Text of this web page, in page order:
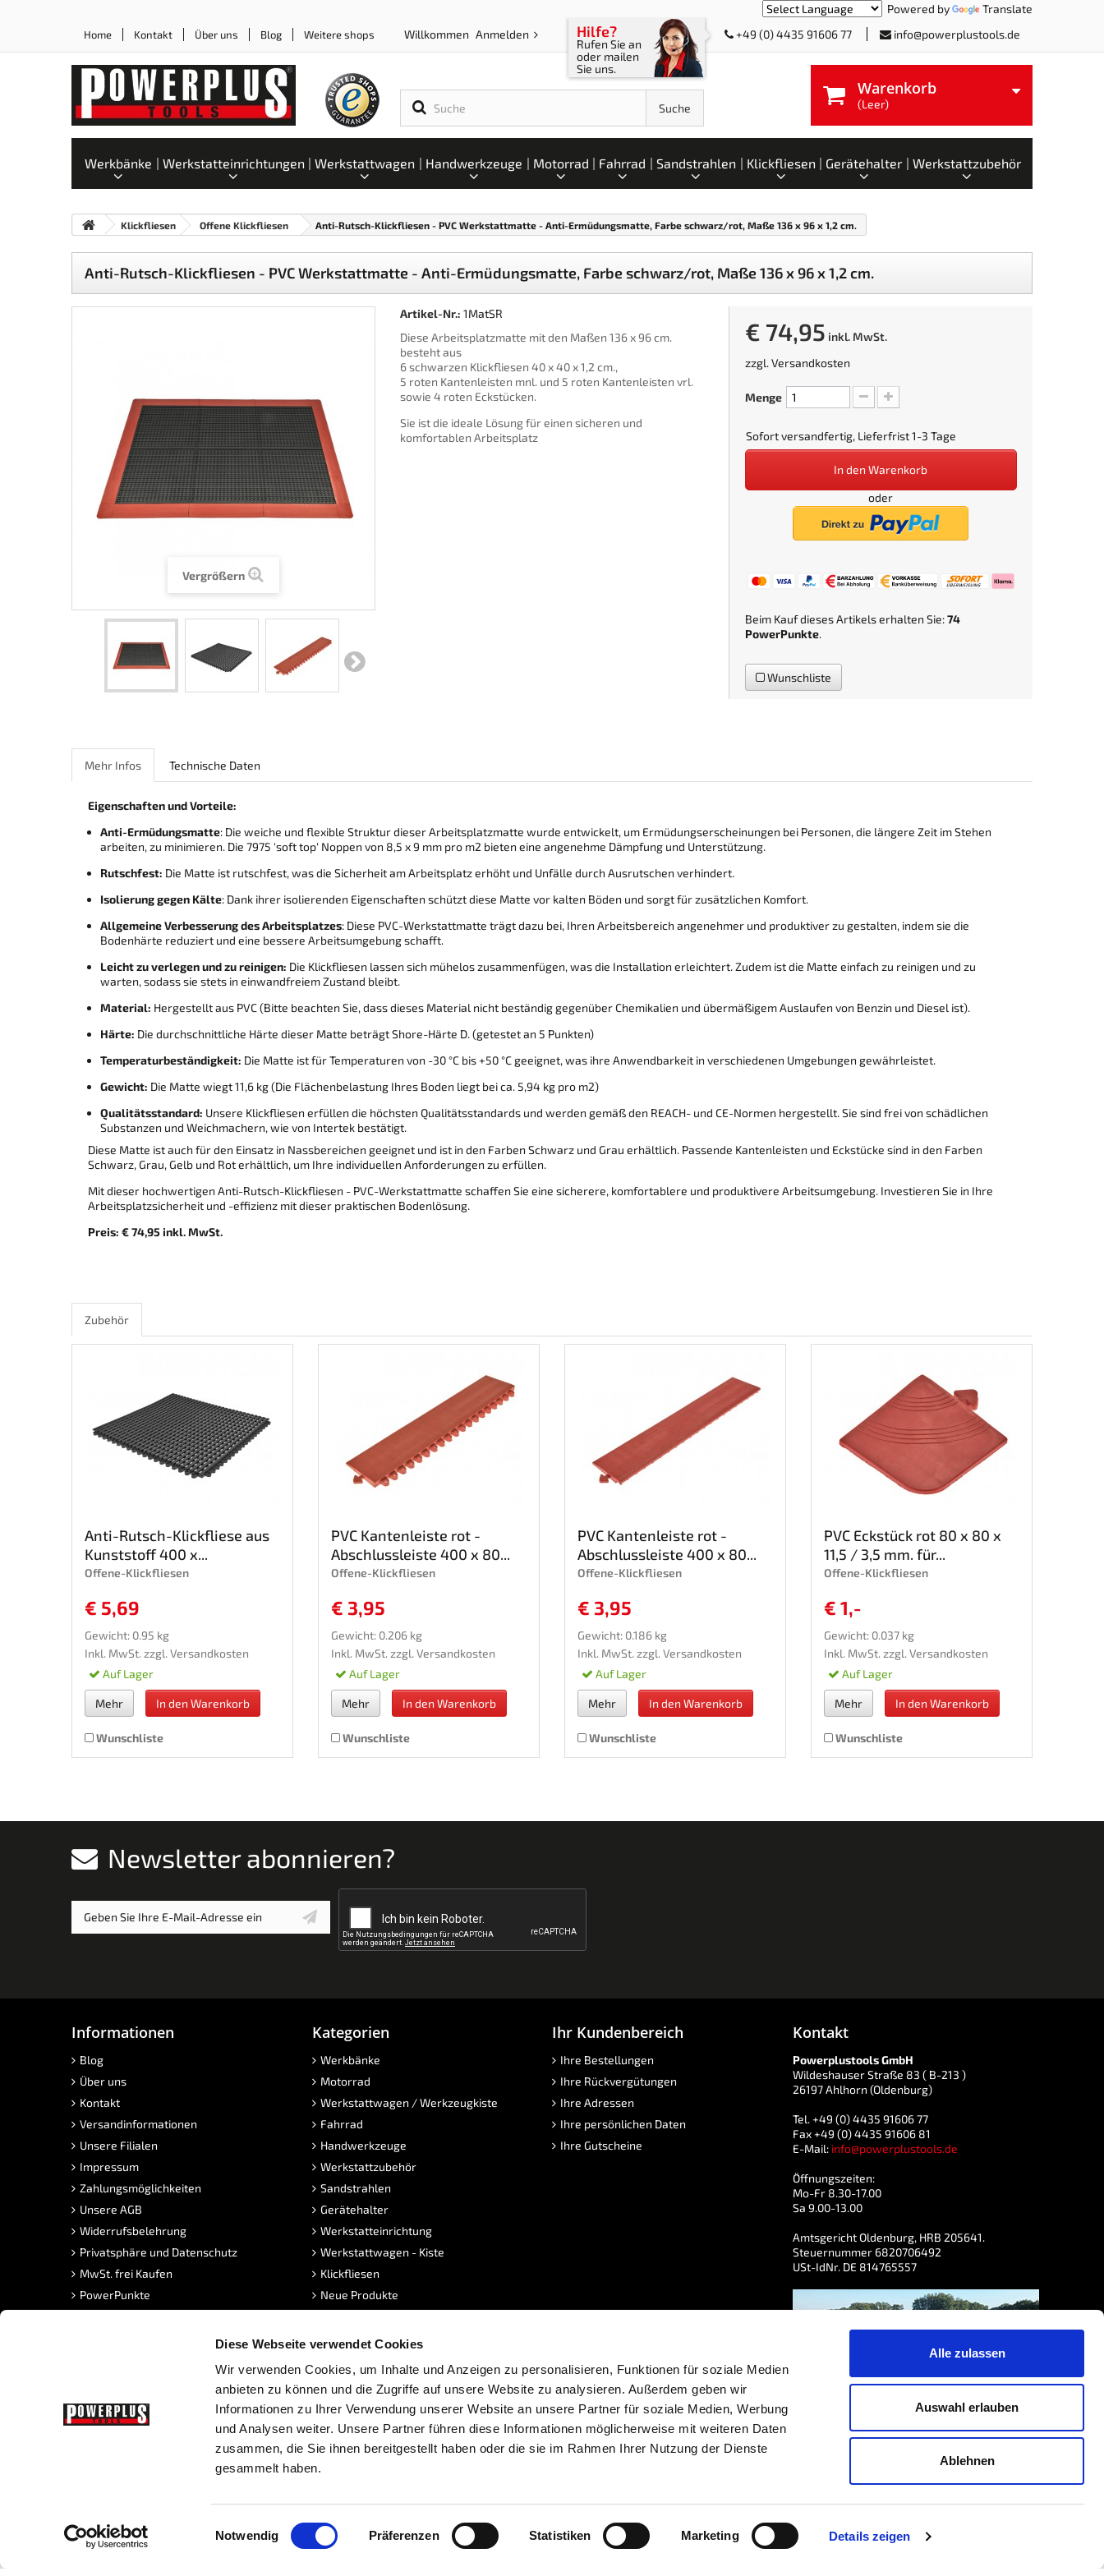
Diese Webseite verwendet Cookies
Wir verwenden Cookies, um Inhalte und Anzeigen zu personalisieren, Funktionen für soziale Medien
anbieten zu können und die Zugriffe auf unsere Website zu analysieren. Außerdem geben wir
Informationen zu Ihrer Verwendung unserer Website an unsere Partner für soziale Medien, Werbung
und Analysen weiter. Unsere Partner führen diese Informationen möglicherweise mit weiteren Daten
zusammen, die Sie ihnen bereitgestellt haben oder die sie im Rahmen Ihrer Nutzung der Dienste
gesammelt haben.
Einwilligungsauswahl
Notwendig Präferenzen Statistiken Marketing Details zeigen
Alle zulassen
Auswahl erlauben
Ablehnen
Powered by Translate
Home Kontakt Über uns Blog Weitere shops Willkommen Anmelden Hilfe?
Rufen Sie an
oder mailen
Sie uns.
+49 (0) 4435 91606 77 info@powerplustools.de
Suche
Warenkorb
(Leer)
Werkbänke Werkstatteinrichtungen Werkstattwagen Handwerkzeuge Motorrad Fahrrad Sandstrahlen Klickfliesen Gerätehalter Werkstattzubehör
Klickfliesen Offene Klickfliesen Anti-Rutsch-Klickfliesen - PVC Werkstattmatte - Anti-Ermüdungsmatte, Farbe schwarz/rot, Maße 136 x 96 x 1,2 cm.
Anti-Rutsch-Klickfliesen - PVC Werkstattmatte - Anti-Ermüdungsmatte, Farbe schwarz/rot, Maße 136 x 96 x 1,2 cm.
Vergrößern
Artikel-Nr.: 1MatSR
Diese Arbeitsplatzmatte mit den Maßen 136 x 96 cm.
besteht aus
6 schwarzen Klickfliesen 40 x 40 x 1,2 cm.,
5 roten Kantenleisten mnl. und 5 roten Kantenleisten vrl.
sowie 4 roten Eckstücken.
Sie ist die ideale Lösung für einen sicheren und
komfortablen Arbeitsplatz
€ 74,95 inkl. MwSt.
zzgl.Versandkosten
Menge
Sofort versandfertig, Lieferfrist 1-3 Tage
In den Warenkorb
oder
Beim Kauf dieses Artikels erhalten Sie:74
PowerPunkte.
Wunschliste
Mehr Infos Technische Daten
Eigenschaften und Vorteile:
Anti-Ermüdungsmatte: Die weiche und flexible Struktur dieser Arbeitsplatzmatte wurde entwickelt, um Ermüdungserscheinungen bei Personen, die längere Zeit im Stehen
arbeiten, zu minimieren. Die 7975 'soft top' Noppen von 8,5 x 9 mm pro m2 bieten eine angenehme Dämpfung und Unterstützung.
Rutschfest: Die Matte ist rutschfest, was die Sicherheit am Arbeitsplatz erhöht und Unfälle durch Ausrutschen verhindert.
Isolierung gegen Kälte: Dank ihrer isolierenden Eigenschaften schützt diese Matte vor kalten Böden und sorgt für zusätzlichen Komfort.
Allgemeine Verbesserung des Arbeitsplatzes: Diese PVC-Werkstattmatte trägt dazu bei, Ihren Arbeitsbereich angenehmer und produktiver zu gestalten, indem sie die
Bodenhärte reduziert und eine bessere Arbeitsumgebung schafft.
Leicht zu verlegen und zu reinigen: Die Klickfliesen lassen sich mühelos zusammenfügen, was die Installation erleichtert. Zudem ist die Matte einfach zu reinigen und zu
warten, sodass sie stets in einwandfreiem Zustand bleibt.
Material: Hergestellt aus PVC (Bitte beachten Sie, dass dieses Material nicht beständig gegenüber Chemikalien und übermäßigem Auslaufen von Benzin und Diesel ist).
Härte: Die durchschnittliche Härte dieser Matte beträgt Shore-Härte D. (getestet an 5 Punkten)
Temperaturbeständigkeit: Die Matte ist für Temperaturen von -30 °C bis +50 °C geeignet, was ihre Anwendbarkeit in verschiedenen Umgebungen gewährleistet.
Gewicht: Die Matte wiegt 11,6 kg (Die Flächenbelastung Ihres Boden liegt bei ca. 5,94 kg pro m2)
Qualitätsstandard: Unsere Klickfliesen erfüllen die höchsten Qualitätsstandards und werden gemäß den REACH- und CE-Normen hergestellt. Sie sind frei von schädlichen
Substanzen und Weichmachern, wie von Intertek bestätigt.
Diese Matte ist auch für den Einsatz in Nassbereichen geeignet und ist in den Farben Schwarz und Grau erhältlich. Passende Kantenleisten und Eckstücke sind in den Farben
Schwarz, Grau, Gelb und Rot erhältlich, um Ihre individuellen Anforderungen zu erfüllen.
Mit dieser hochwertigen Anti-Rutsch-Klickfliesen - PVC-Werkstattmatte schaffen Sie eine sicherere, komfortablere und produktivere Arbeitsumgebung. Investieren Sie in Ihre
Arbeitsplatzsicherheit und -effizienz mit dieser praktischen Bodenlösung.
Preis: € 74,95 inkl. MwSt.
Zubehör
Anti-Rutsch-Klickfliese aus
Kunststoff 400 x...
Offene-Klickfliesen
€ 5,69
Gewicht: 0.95 kg
Inkl. MwSt. zzgl. Versandkosten
Auf Lager
Mehr In den Warenkorb
Wunschliste
PVC Kantenleiste rot -
Abschlussleiste 400 x 80...
Offene-Klickfliesen
€ 3,95
Gewicht: 0.206 kg
Inkl. MwSt. zzgl. Versandkosten
Auf Lager
Mehr In den Warenkorb
Wunschliste
PVC Kantenleiste rot -
Abschlussleiste 400 x 80...
Offene-Klickfliesen
€ 3,95
Gewicht: 0.186 kg
Inkl. MwSt. zzgl. Versandkosten
Auf Lager
Mehr In den Warenkorb
Wunschliste
PVC Eckstück rot 80 x 80 x
11,5 / 3,5 mm. für...
Offene-Klickfliesen
€ 1,-
Gewicht: 0.037 kg
Inkl. MwSt. zzgl. Versandkosten
Auf Lager
Mehr In den Warenkorb
Wunschliste
Newsletter abonnieren?
Informationen
Blog
Über uns
Kontakt
Versandinformationen
Unsere Filialen
Impressum
Zahlungsmöglichkeiten
Unsere AGB
Widerrufsbelehrung
Privatsphäre und Datenschutz
MwSt. frei Kaufen
PowerPunkte
Kategorien
Werkbänke
Motorrad
Werkstattwagen / Werkzeugkiste
Fahrrad
Handwerkzeuge
Werkstattzubehör
Sandstrahlen
Gerätehalter
Werkstatteinrichtung
Werkstattwagen - Kiste
Klickfliesen
Neue Produkte
Ihr Kundenbereich
Ihre Bestellungen
Ihre Rückvergütungen
Ihre Adressen
Ihre persönlichen Daten
Ihre Gutscheine
Kontakt
Powerplustools GmbH
Wildeshauser Straße 83 ( B-213 )
26197 Ahlhorn (Oldenburg)
Tel. +49 (0) 4435 91606 77
Fax +49 (0) 4435 91606 81
E-Mail: info@powerplustools.de
Öffnungszeiten:
Mo-Fr 8.30-17.00
Sa 9.00-13.00
Amtsgericht Oldenburg, HRB 205641.
Steuernummer 6820706492
USt-IdNr. DE 814765557